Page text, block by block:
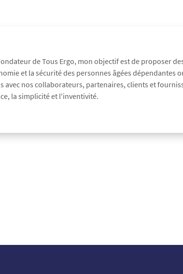
de Tous Ergo, mon objectif est de proposer
et la sécurité des personnes âgées dépendantes
avec nos collaborateurs, partenaires, clients et
la simplicité et l'inventivité.